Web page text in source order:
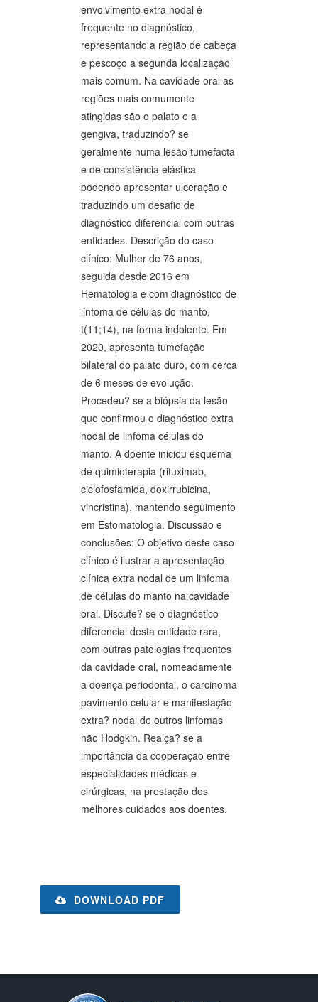
envolvimento extra nodal é
frequente no diagnóstico,
representando a região de cabeça
e pescoço a segunda localização
mais comum. Na cavidade oral as
regiões mais comumente
atingidas são o palato e a
gengiva, traduzindo? se
geralmente numa lesão tumefacta
e de consistência elástica
podendo apresentar ulceração e
traduzindo um desafio de
diagnóstico diferencial com outras
entidades. Descrição do caso
clínico: Mulher de 76 anos,
seguida desde 2016 em
Hematologia e com diagnóstico de
linfoma de células do manto,
t(11;14), na forma indolente. Em
2020, apresenta tumefação
bilateral do palato duro, com cerca
de 6 meses de evolução.
Procedeu? se a biópsia da lesão
que confirmou o diagnóstico extra
nodal de linfoma células do
manto. A doente iniciou esquema
de quimioterapia (rituximab,
ciclofosfamida, doxirrubicina,
vincristina), mantendo seguimento
em Estomatologia. Discussão e
conclusões: O objetivo deste caso
clínico é ilustrar a apresentação
clínica extra nodal de um linfoma
de células do manto na cavidade
oral. Discute? se o diagnóstico
diferencial desta entidade rara,
com outras patologias frequentes
da cavidade oral, nomeadamente
a doença periodontal, o carcinoma
pavimento celular e manifestação
extra? nodal de outros linfomas
não Hodgkin. Realça? se a
importância da cooperação entre
especialidades médicas e
cirúrgicas, na prestação dos
melhores cuidados aos doentes.
DOWNLOAD PDF